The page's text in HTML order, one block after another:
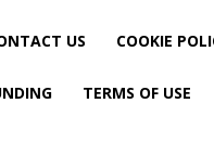
US COOKIE
TERMS OF USE